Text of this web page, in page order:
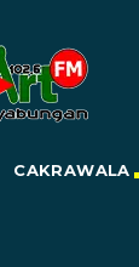
CAKRAWALA